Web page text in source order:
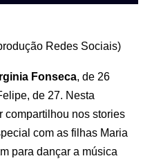
Fonseca, de 26
de 27. Nesta
compartilhou nos stories
com as filhas Maria
para dançar a música